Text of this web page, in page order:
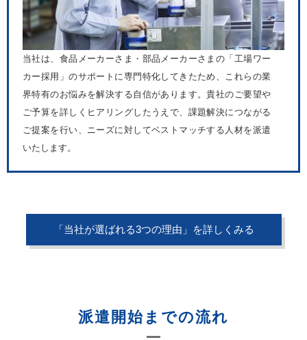
当社は、食品メーカーさま・部品メーカーさまの「工場ワー
カー採用」のサポートに専門特化してきたため、これらの業
界特有のお悩みを解決する自信があります。貴社のご要望や
ご予算を詳しくヒアリングしたうえで、課題解決につながる
ご提案を行い、ニーズに対してベストマッチする人材を派遣
いたします。
「当社が選ばれる3つの理由」を詳しくみる
派遣開始までの流れ